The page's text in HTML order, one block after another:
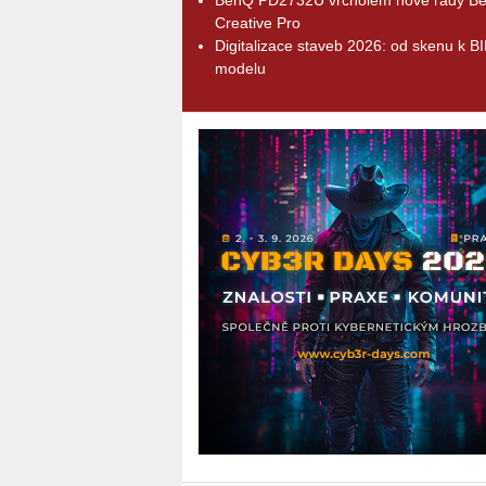
Creative Pro
Digitalizace staveb 2026: od skenu k
modelu